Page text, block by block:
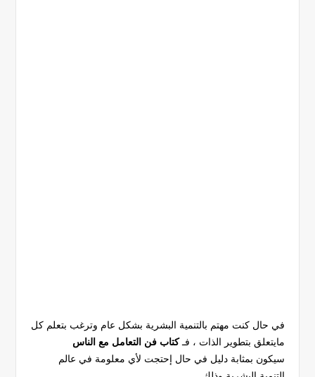
في حال كنت مهتم بالتنمية البشرية بشكل عام وترغب بتعلم كل
مايتعلق بتطوير الذات ، فـكتاب فن التعامل مع الناس
سيكون بمثابة دليل في حال إحتجت لأي معلومة في عالم